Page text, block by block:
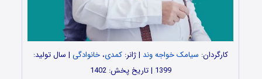
کارگردان: سیامک خواجه وند | ژانر:کمدی،خانوادگی | سال تولید:
1399 | تاریخ پخش: 1402